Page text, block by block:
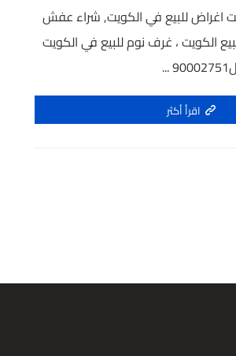
اغراض للبيع في الكويت, شراء عفش
الكويت ، غرف نوم للبيع في الكويت
اقرأ أكثر